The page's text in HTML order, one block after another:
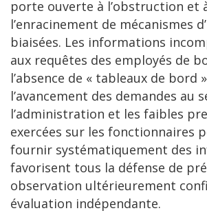
porte ouverte à l’obstruction et
l’enracinement de mécanismes
biaisées. Les informations
aux requêtes des employés de
l’absence de « tableaux de
l’avancement des demandes au
l’administration et les faibles
exercées sur les fonctionnaires
fournir systématiquement des
favorisent tous la défense de
observation ultérieurement
évaluation indépendante.